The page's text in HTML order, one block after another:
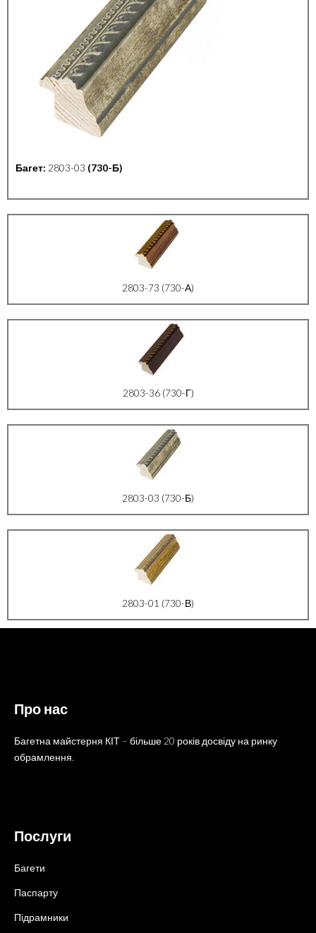
Багет: 2803-03 (730-Б)
2803-73 (730-А)
2803-36 (730-Г)
2803-03 (730-Б)
2803-01 (730-В)
Про нас
Багетна майстерня КІТ – більше 20 років досвіду на ринку
обрамлення.
Послуги
Багети
Паспарту
Підрамники